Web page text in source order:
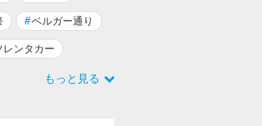
#ベルガー通り
レンタカー
もっと見る